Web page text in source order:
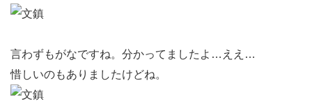
か
7
どん
言わずもがなですね。分かってましたよ…ええ…
惜しいのもありましたけどね。